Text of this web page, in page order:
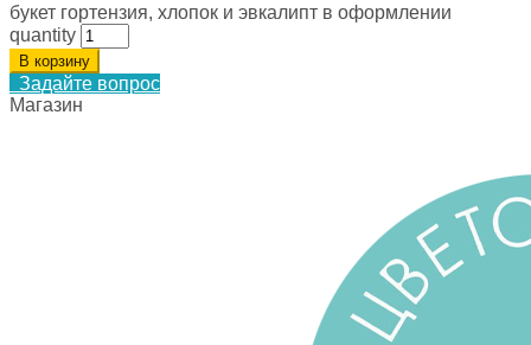
букет гортензия, хлопок и эвкалипт в оформлении
quantity
В корзину
Задайте вопрос
Магазин